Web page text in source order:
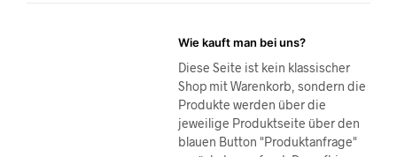
Wie kauft man bei uns?
Diese Seite ist kein klassischer
Shop mit Warenkorb, sondern die
Produkte werden über die
jeweilige Produktseite über den
blauen Button "Produktanfrage"